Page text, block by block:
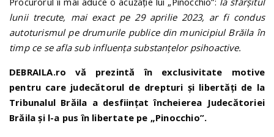
lunii trecute, mai exact pe 29 aprilie 2023, ar fi condus
autoturismul pe drumurile publice din municipiul Brăila în
timp ce se afla sub influența substanțelor psihoactive.
DEBRAILA.ro vă prezintă în exclusivitate motive
pentru care judecătorul de drepturi și libertăți de la
Tribunalul Brăila a desființat încheierea Judecătoriei
Brăila și l-a pus în libertate pe „Pinocchio”.